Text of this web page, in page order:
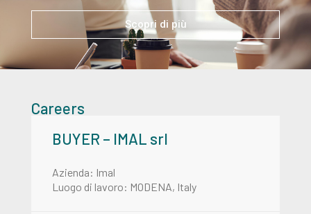
Scopri di più
Careers
BUYER – IMAL srl
Azienda: Imal
Luogo di lavoro: MODENA, Italy